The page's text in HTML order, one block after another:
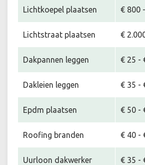
Lichtkoepel plaatsen € 800
Lichtstraat plaatsen €
Dakpannen leggen € 25 -
Dakleien leggen € 35 -
Epdm plaatsen € 50 -
Roofing branden € 40 -
Uurloon dakwerker € 35 -